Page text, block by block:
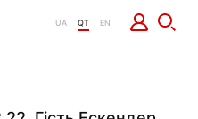
UA QT EN